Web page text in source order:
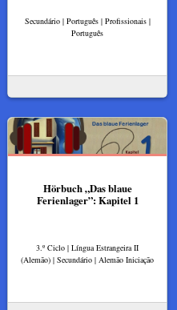
Secundário | Português | Profissionais |
Português
Hörbuch „Das blaue
Ferienlager”: Kapitel 1
3.º Ciclo | Língua Estrangeira II
(Alemão) | Secundário | Alemão Iniciação